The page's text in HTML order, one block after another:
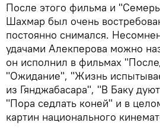
После этого фильма и
Шахмар был очень
постоянно снимался.
удачами Алекперова можно
он исполнил в фильмах
"Ожидание", "Жизнь
из Гянджабасара", "В Баку
"Пора седлать коней" и в
картин национального